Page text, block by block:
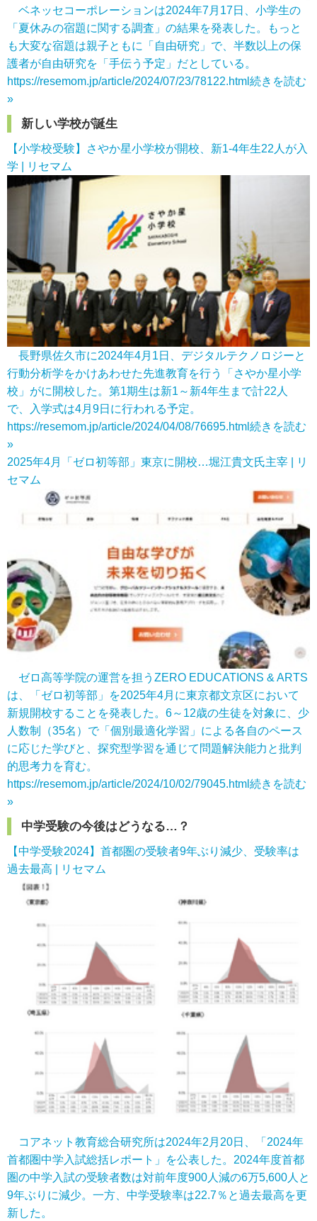
ベネッセコーポレーションは2024年7月17日、小学生の
「夏休みの宿題に関する調査」の結果を発表した。もっと
も大変な宿題は親子ともに「自由研究」で、半数以上の保
護者が自由研究を「手伝う予定」だとしている。
https://resemom.jp/article/2024/07/23/78122.html 続きを読む
»
新しい学校が誕生
【小学校受験】さやか星小学校が開校、新1-4年生22人が入
学 | リセマム
長野県佐久市に2024年4月1日、デジタルテクノロジーと
行動分析学をかけあわせた先進教育を行う「さやか星小学
校」がに開校した。第1期生は新1～新4年生まで計22人
で、入学式は4月9日に行われる予定。
https://resemom.jp/article/2024/04/08/76695.html 続きを読む
»
2025年4月「ゼロ初等部」東京に開校…堀江貴文氏主宰 | リ
セマム
ゼロ高等学院の運営を担うZERO EDUCATIONS & ARTS
は、「ゼロ初等部」を2025年4月に東京都文京区において
新規開校することを発表した。6～12歳の生徒を対象に、少
人数制（35名）で「個別最適化学習」による各自のペース
に応じた学びと、探究型学習を通じて問題解決能力と批判
的思考力を育む。
https://resemom.jp/article/2024/10/02/79045.html 続きを読む
»
中学受験の今後はどうなる…？
【中学受験2024】首都圏の受験者9年ぶり減少、受験率は
過去最高 | リセマム
コアネット教育総合研究所は2024年2月20日、「2024年
首都圏中学入試総括レポート」を公表した。2024年度首都
圏の中学入試の受験者数は対前年度900人減の6万5,600人と
9年ぶりに減少。一方、中学受験率は22.7％と過去最高を更
新した。